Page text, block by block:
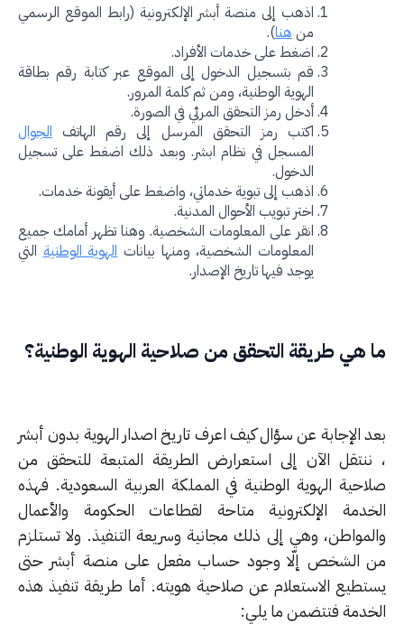
اذهب إلى منصة أبشر الإلكترونية (رابط الموقع الرسمي
هنا).
اضغط على خدمات الأفراد.
قم بتسجيل الدخول إلى الموقع عبر كتابة رقم بطاقة
الهوية الوطنية، ومن ثم كلمة المرور.
أدخل رمز التحقق المرئي في الصورة.
اكتب رمز التحقق المرسل إلى رقم الهاتفالجوال
المسجل في نظام ابشر. وبعد ذلك اضغط على تسجيل
الدخول.
اذهب إلى تبوية خدماتي، واضغط على أيقونة خدمات.
اختر تبويب الأحوال المدنية.
انقر على المعلومات الشخصية. وهنا تظهر أمامك جميع
المعلومات الشخصية، ومنها بياناتالهوية الوطنيةالتي
يوجد فيها تاريخ الإصدار.
هي طريقة التحقق من صلاحية الهوية الوطنية؟
الإجابة عن سؤال كيف اعرف تاريخ اصدار الهوية بدون أبشر
الآن إلى استعرارض الطريقة المتبعة للتحقق من
الهوية الوطنية في المملكة العربية السعودية. فهذه
الإلكترونية متاحة لقطاعات الحكومة والأعمال
وهي إلى ذلك مجانية وسريعة التنفيذ. ولا تستلزم
الشخص إلّا وجود حساب مفعل على منصة أبشر حتى
الاستعلام عن صلاحية هويته. أما طريقة تنفيذ هذه
فتتضمن ما يلي: